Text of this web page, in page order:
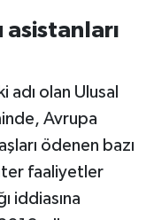
adı olan Ulusal
Avrupa
ödenen bazı
faaliyetler
iddiasına